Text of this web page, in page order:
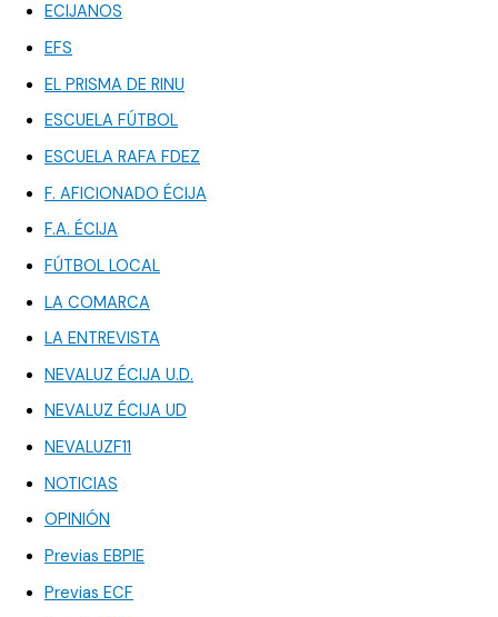
ECIJANOS
EFS
EL PRISMA DE RINU
ESCUELA FÚTBOL
ESCUELA RAFA FDEZ
F. AFICIONADO ÉCIJA
F.A. ÉCIJA
FÚTBOL LOCAL
LA COMARCA
LA ENTREVISTA
NEVALUZ ÉCIJA U.D.
NEVALUZ ÉCIJA UD
NEVALUZF11
NOTICIAS
OPINIÓN
Previas EBPIE
Previas ECF